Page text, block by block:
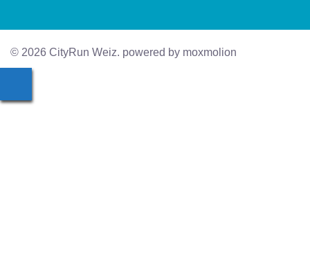
© 2026 CityRun Weiz. powered by moxmolion